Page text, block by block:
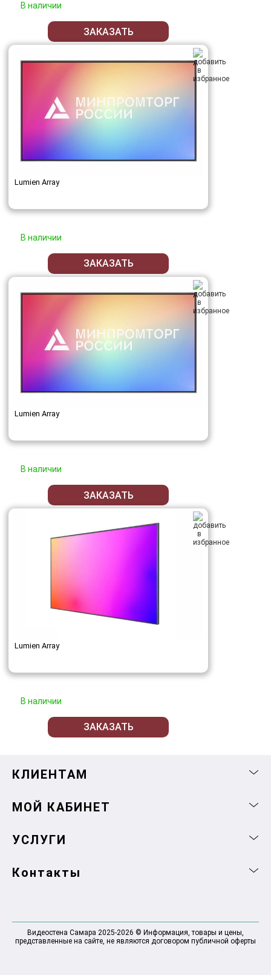
В наличии
ЗАКАЗАТЬ
Lumien Array
В наличии
ЗАКАЗАТЬ
Lumien Array
В наличии
ЗАКАЗАТЬ
Lumien Array
В наличии
ЗАКАЗАТЬ
КЛИЕНТАМ
МОЙ КАБИНЕТ
УСЛУГИ
Контакты
Видеостена Самара 2025-2026 © Информация, товары и цены,
представленные на сайте, не являются договором публичной оферты